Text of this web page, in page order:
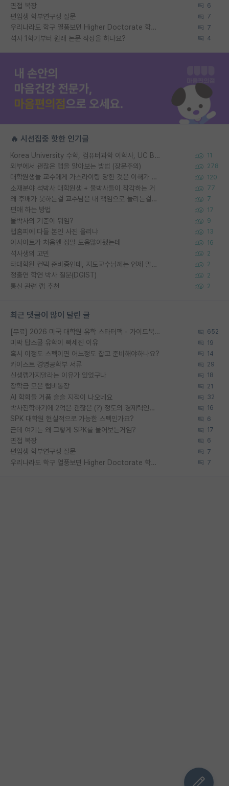
면접 복장 6
편입생 학부연구생 질문 7
우리나라도 학구 열풍보면 Higher Doctorate 학위가 필요하다고 봅니다. 7
석사 1학기부터 원래 논문 작성을 하나요? 4
🔥 시선집중 핫한 인기글
Korea University 수학, 컴퓨터과학 이학사, UC Berkeley 산업공학 대학원 공학박사가 되는 것은 쉽지 않겠죠? 11
외부에서 괜찮은 랩을 알아보는 방법 (장문주의) 278
대학원생들 교수에게 가스라이팅 당한 것은 이해가 갑니다. 안타깝네요. 120
소재분야 석박사 대학원생 + 물박사들이 착각하는 거 77
왜 후배가 못하는걸 교수님은 내 책임으로 돌리는걸까요? 7
편애 하는 방법 17
물박사의 기준이 뭐임? 9
랩홈피에 다들 본인 사진 올리냐 13
이사이트가 처음엔 정말 도움많이됐는데 16
석사생의 고민 2
타대학원 컨텍 준비중인데, 지도교수님께는 언제 말씀드려야 할까요? 2
정출연 학연 박사 질문(DGIST) 2
통신 관련 랩 추천 2
최근 댓글이 많이 달린 글
[무료] 2026 미국 대학원 유학 스타터팩 - 가이드북 & 합격자 컨택메일 템플릿 652
미박 탑스쿨 유학이 빡세진 이유 19
혹시 이정도 스펙이면 어느정도 잡고 준비해야하나요? 14
카이스트 경영공학부 서류 29
신생랩가지말라는 이유가 있었구나 18
장학금 모은 랩비통장 21
AI 학회들 거품 슬슬 지적이 나오네요 32
박사진학하기에 2억은 괜찮은 (?) 정도의 경제력인가요 16
SPK 대학원 현실적으로 가능한 스펙인가요? 6
근데 여기는 왜 그렇게 SPK를 물어보는거임? 17
면접 복장 6
편입생 학부연구생 질문 7
우리나라도 학구 열풍보면 Higher Doctorate 학위가 필요하다고 봅니다. 7